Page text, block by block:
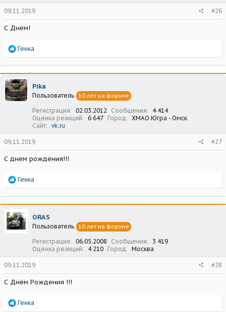
09.11.2019 #26
С Днем!
Р
а
к
ц
и
и
Генка
Pika
Пользователь 10 лет на форуме
Регистрация 02.03.2012 Сообщения
4 414
Оценка реакций
6 647 Город
ХМАО Югра - Омск
Сайт
vk.ru
09.11.2019 #27
С днем рождения!!!
Р
а
к
ц
и
и
Генка
ORAS
Пользователь 10 лет на форуме
Регистрация 06.05.2008 Сообщения
3 419
Оценка реакций
4 210 Город Москва
09.11.2019 #28
С Днём Рождения !!!
Р
Генка